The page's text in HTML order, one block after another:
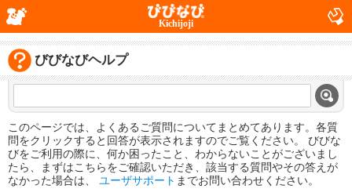
Kichijoji
びびなびヘルプ
このページでは、よくあるご質問についてまとめてあります。各質
問をクリックすると回答が表示されますのでご覧ください。 びびな
びをご利用の際に、何か困ったこと、わからないことがございまし
たら、まずはこちらをご確認いただき、該当する質問やその答えが
なかった場合は、 ユーザサポート までお問い合わせください。